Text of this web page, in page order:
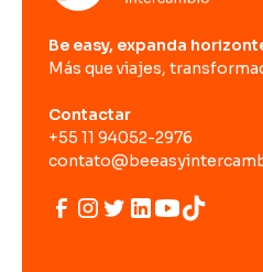
Be easy, expanda
Más que viajes,
Contactar
+55 11 94052-2976